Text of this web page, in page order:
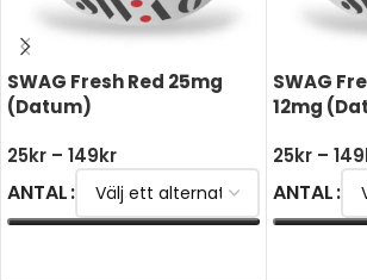
SWAG Fresh Red 25mg
(Datum)
25kr – 149kr
ANTAL
SWAG
12mg
25kr – 149
ANTAL